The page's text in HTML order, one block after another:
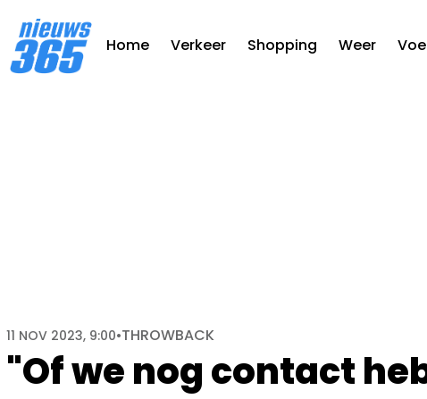
Home Verkeer Shopping Weer
"Of we nog contact
11 NOV 2023, 9:00•THROWBACK